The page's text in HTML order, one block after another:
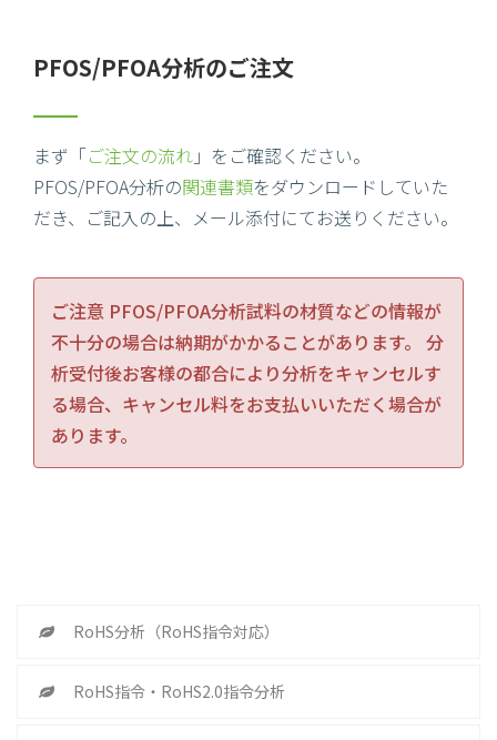
PFOS/PFOA分析のご注文
まず「ご注文の流れ 」をご確認ください。
PFOS/PFOA分析の関連書類をダウンロードしていた
だき、ご記入の上、メール添付にてお送りください。
ご注意 PFOS/PFOA分析試料の材質などの情報が
不十分の場合は納期がかかることがあります。 分
析受付後お客様の都合により分析をキャンセルす
る場合、キャンセル料をお支払いいただく場合が
あります。
RoHS分析（RoHS指令対応）
RoHS指令・RoHS2.0指令分析